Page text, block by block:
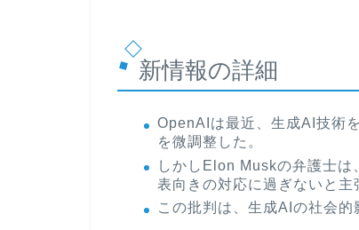
新情報の詳細
OpenAIは最近、生成AI技術
を微調整した。
しかしElon Muskの弁護士は
表向きの対応に過ぎないと主
この批判は、生成AIの社会的